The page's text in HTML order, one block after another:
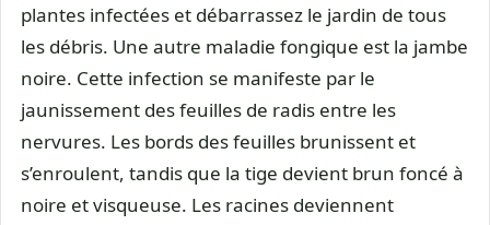
plantes infectées et débarrassez le jardin de tous
les débris. Une autre maladie fongique est la jambe
noire. Cette infection se manifeste par le
jaunissement des feuilles de radis entre les
nervures. Les bords des feuilles brunissent et
s’enroulent, tandis que la tige devient brun foncé à
noire et visqueuse. Les racines deviennent